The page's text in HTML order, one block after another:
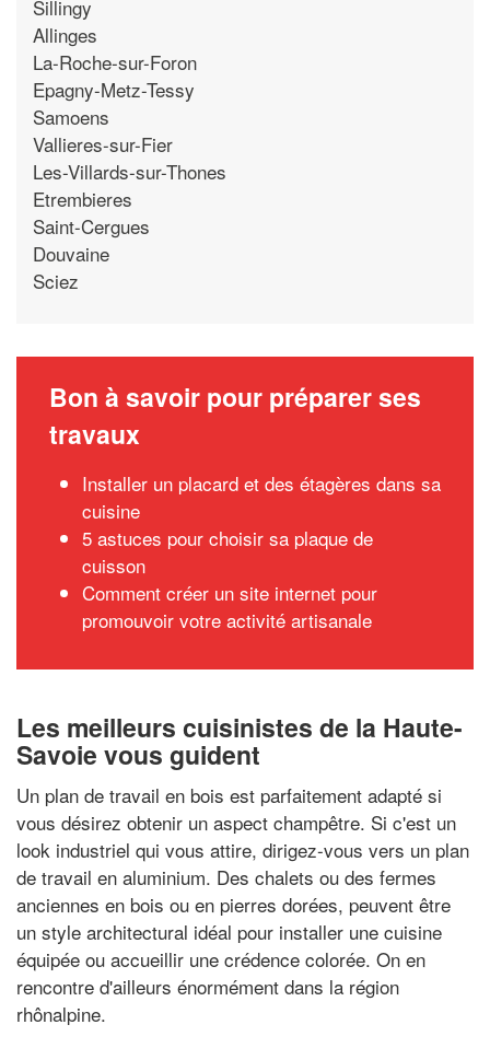
Sillingy
Allinges
La-Roche-sur-Foron
Epagny-Metz-Tessy
Samoens
Vallieres-sur-Fier
Les-Villards-sur-Thones
Etrembieres
Saint-Cergues
Douvaine
Sciez
Bon à savoir pour préparer ses
travaux
Installer un placard et des étagères dans sa
cuisine
5 astuces pour choisir sa plaque de
cuisson
Comment créer un site internet pour
promouvoir votre activité artisanale
Les meilleurs cuisinistes de la Haute-
Savoie vous guident
Un plan de travail en bois est parfaitement adapté si
vous désirez obtenir un aspect champêtre. Si c'est un
look industriel qui vous attire, dirigez-vous vers un plan
de travail en aluminium. Des chalets ou des fermes
anciennes en bois ou en pierres dorées, peuvent être
un style architectural idéal pour installer une cuisine
équipée ou accueillir une crédence colorée. On en
rencontre d'ailleurs énormément dans la région
rhônalpine.